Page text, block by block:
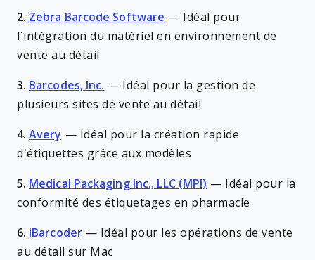
2. Zebra Barcode Software —
Idéal pour
l’intégration du matériel en environnement de
vente au détail
3. Barcodes, Inc. —
Idéal pour la gestion de
plusieurs sites de vente au détail
4. Avery — Idéal pour la création rapide
d’étiquettes grâce aux modèles
5. Medical Packaging Inc., LLC (MPI) —
Idéal pour la
conformité des étiquetages en pharmacie
6. iBarcoder — Idéal pour les opérations de vente
au détail sur Mac